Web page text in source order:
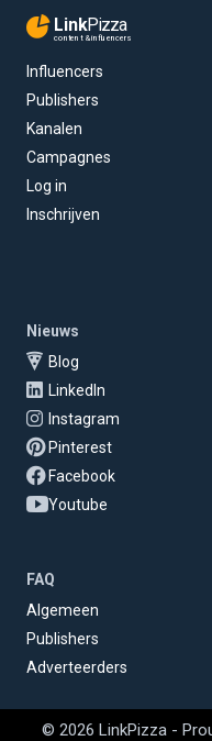
LinkPizza
content & influencers
Influencers
Publishers
Kanalen
Campagnes
Log in
Inschrijven
Nieuws
Blog
LinkedIn
Instagram
Pinterest
Facebook
Youtube
FAQ
Algemeen
Publishers
Adverteerders
© 2026 LinkPizza -